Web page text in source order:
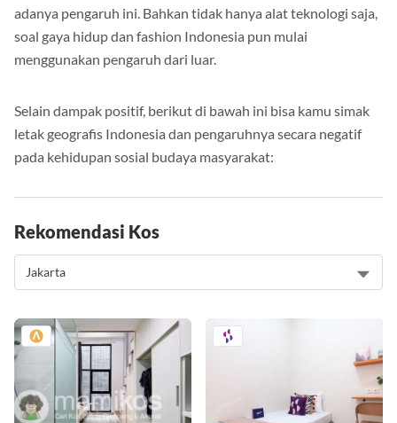
adanya pengaruh ini. Bahkan tidak hanya alat teknologi saja,
soal gaya hidup dan fashion Indonesia pun mulai
menggunakan pengaruh dari luar.
Selain dampak positif, berikut di bawah ini bisa kamu simak
letak geografis Indonesia dan pengaruhnya secara negatif
pada kehidupan sosial budaya masyarakat:
Rekomendasi Kos